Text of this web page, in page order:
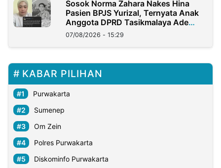
Sosok Norma Zahara Nakes Hina
Pasien BPJS Yurizal, Ternyata Anak
Anggota DPRD Tasikmalaya Ade
Lukman
07/08/2026 - 15:29
KABAR PILIHAN
Purwakarta
Sumenep
Om Zein
Polres Purwakarta
Diskominfo Purwakarta